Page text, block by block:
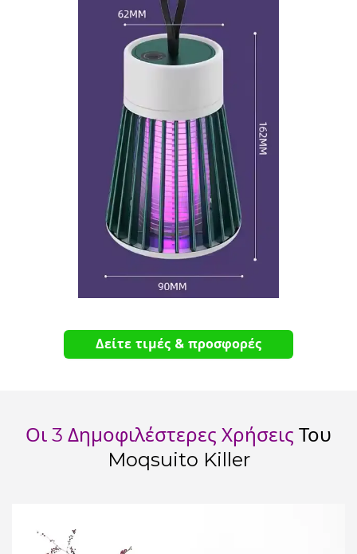
Δείτε τιμές & προσφορές
Οι 3 Δημοφιλέστερες Χρήσεις Του
Moqsuito Killer